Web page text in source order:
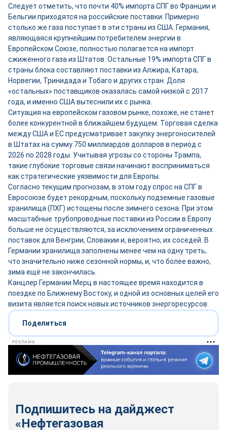
Следует отметить, что почти 40% импорта СПГ во Франции и
Бельгии приходятся на российские поставки. Примерно
столько же газа поступает в эти страны из США. Германия,
являющаяся крупнейшим потребителем энергии в
Европейском Союзе, полностью полагается на импорт
сжиженного газа из Штатов. Остальные 19% импорта СПГ в
страны блока составляют поставки из Алжира, Катара,
Норвегии, Тринидада и Тобаго и других стран. Доля
«остальных» поставщиков оказалась самой низкой с 2017
года, и именно США вытеснили их с рынка.
Ситуация на европейском газовом рынке, похоже, не станет
более конкурентной в ближайшем будущем. Торговая сделка
между США и ЕС предусматривает закупку энергоносителей
в Штатах на сумму 750 миллиардов долларов в период с
2026 по 2028 годы. Учитывая угрозы со стороны Трампа,
такие глубокие торговые связи начинают восприниматься
как стратегические уязвимости для Европы.
Согласно текущим прогнозам, в этом году спрос на СПГ в
Евросоюзе будет рекордным, поскольку подземные газовые
хранилища (ПХГ) истощены после зимнего сезона. При этом
масштабные трубопроводные поставки из России в Европу
больше не осуществляются, за исключением ограниченных
поставок для Венгрии, Словакии и, вероятно, их соседей. В
Германии хранилища заполнены менее чем на одну треть,
что значительно ниже сезонной нормы, и, что более важно,
зима ещё не закончилась.
Канцлер Германии Мерц в настоящее время находится в
поездке по Ближнему Востоку, и одной из основных целей его
визита является поиск новых источников энергоресурсов.
Поделиться
РЕКЛАМА
Подпишитесь на дайджест
«Нефтегазовая